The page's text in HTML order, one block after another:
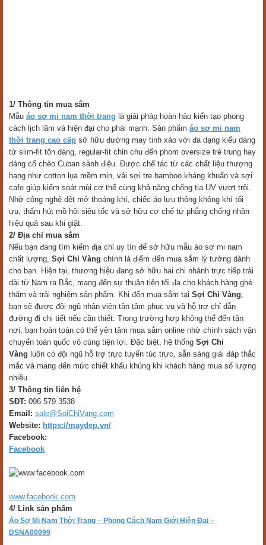
1/ Thông tin mua sắm
Mẫu áo sơ mi nam thời trang là giải pháp hoàn hảo kiến tạo phong
cách lịch lãm và hiện đại cho phái mạnh. Sản phẩm áo sơ mi nam
thời trang cao cấp sở hữu đường may tinh xảo với đa dạng kiểu dáng
từ slim-fit tôn dáng, regular-fit chỉn chu đến phom oversize trẻ trung hay
dáng cổ chèo Cuban sành điệu. Được chế tác từ các chất liệu thượng
hạng như cotton lụa mềm mịn, vải sợi tre bamboo kháng khuẩn và sợi
cafe giúp kiểm soát mùi cơ thể cùng khả năng chống tia UV vượt trội.
Nhờ công nghệ dệt mở thoáng khí, chiếc áo lưu thông không khí tối
ưu, thấm hút mồ hôi siêu tốc và sở hữu cơ chế tự phẳng chống nhăn
hiệu quả sau khi giặt.
2/ Địa chỉ mua sắm
Nếu bạn đang tìm kiếm địa chỉ uy tín để sở hữu mẫu áo sơ mi nam
chất lượng, Sợi Chỉ Vàng chính là điểm đến mua sắm lý tưởng dành
cho bạn. Hiện tại, thương hiệu đang sở hữu hai chi nhánh trực tiếp trải
dài từ Nam ra Bắc, mang đến sự thuận tiện tối đa cho khách hàng ghé
thăm và trải nghiệm sản phẩm. Khi đến mua sắm tại Sợi Chỉ Vàng,
bạn sẽ được đội ngũ nhân viên tận tâm phục vụ và hỗ trợ chỉ dẫn
đường đi chi tiết nếu cần thiết. Trong trường hợp không thể đến tận
nơi, bạn hoàn toàn có thể yên tâm mua sắm online nhờ chính sách vận
chuyển toàn quốc vô cùng tiện lợi. Đặc biệt, hệ thống Sợi Chỉ
Vàng luôn có đội ngũ hỗ trợ trực tuyến túc trực, sẵn sàng giải đáp thắc
mắc và mang đến mức chiết khấu khủng khi khách hàng mua số lượng
nhiều.
3/ Thông tin liên hệ
SĐT: 096 579 3538
Email: sale@SoiChiVang.com
Website: https://maydep.vn/
Facebook:
Facebook
www.facebook.com
4/ Link sản phẩm
Áo Sơ Mi Nam Thời Trang – Phong Cách Nam Giới Hiện Đại –
DSNA00099